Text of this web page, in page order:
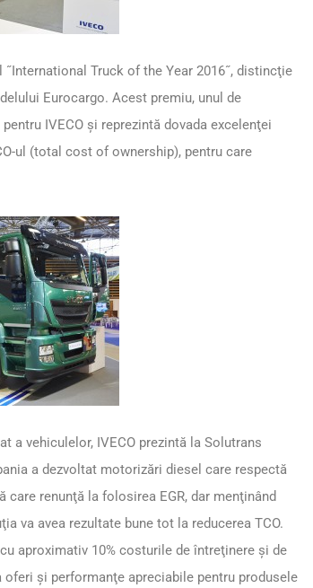
Truck of the Year 2016˝, distincţie
Eurocargo. Acest premiu, unul de
IVECO şi reprezintă dovada excelenţei
ul (total cost of ownership), pentru care
a vehiculelor, IVECO prezintă la Solutrans
a dezvoltat motorizări diesel care respectă
renunţă la folosirea EGR, dar menţinând
va avea rezultate bune tot la reducerea TCO.
aproximativ 10% costurile de întreţinere şi de
şi performanţe apreciabile pentru produsele